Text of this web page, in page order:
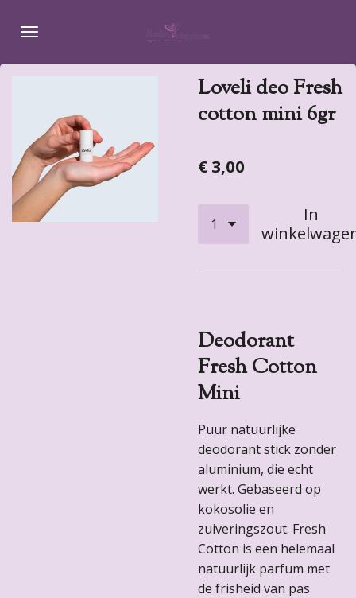
direct
Loveli deo Fresh
cotton mini 6gr
€ 3,00
In
Deodorant
Fresh Cotton
Mini
Puur natuurlijke
deodorant stick zonder
aluminium, die echt
werkt. Gebaseerd op
kokosolie en
zuiveringszout. Fresh
Cotton is een helemaal
natuurlijk parfum met
de frisheid van pas